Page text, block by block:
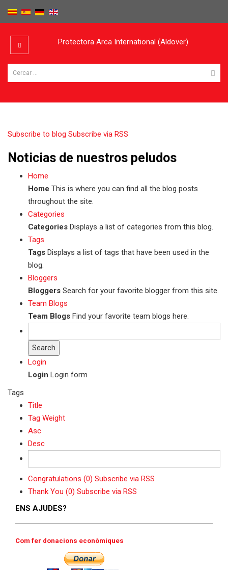
Protectora Arca International (Aldover)
Subscribe to blog Subscribe via RSS
Noticias de nuestros peludos
Home
Home This is where you can find all the blog posts
throughout the site.
Categories
Categories Displays a list of categories from this blog.
Tags
Tags Displays a list of tags that have been used in the
blog.
Bloggers
Bloggers Search for your favorite blogger from this site.
Team Blogs
Team Blogs Find your favorite team blogs here.
Search
Login
Login Login form
Tags
Title
Tag Weight
Asc
Desc
Congratulations (0) Subscribe via RSS
Thank You (0) Subscribe via RSS
ENS AJUDES?
Com fer donacions econòmiques